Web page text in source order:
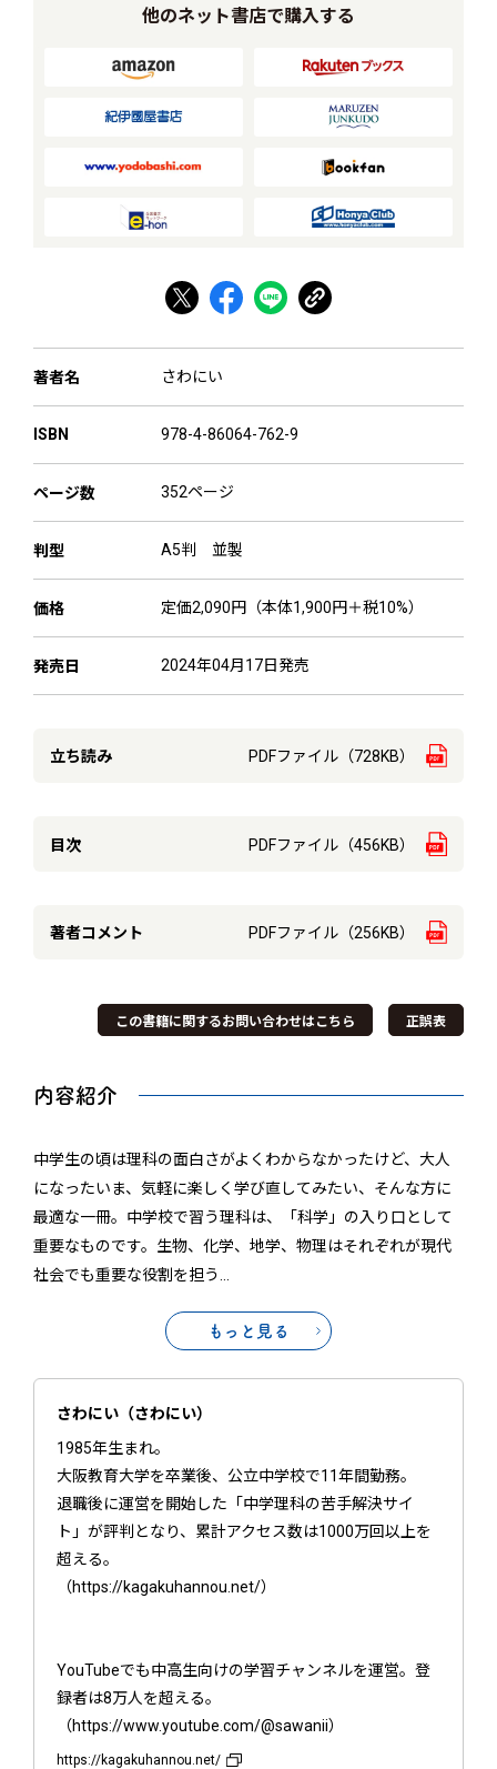
他のネット書店で購入する
著者名 さわにい
ISBN 978-4-86064-762-9
ページ数 352ページ
判型 A5判 並製
価格 定価2,090円（本体1,900円＋税10%）
発売日 2024年04月17日発売
立ち読み PDFファイル（728KB）
目次 PDFファイル（456KB）
著者コメント PDFファイル（256KB）
この書籍に関するお問い合わせはこちら 正誤表
内容紹介
中学生の頃は理科の面白さがよくわからなかったけど、大人
になったいま、気軽に楽しく学び直してみたい、そんな方に
最適な一冊。中学校で習う理科は、「科学」の入り口として
重要なものです。生物、化学、地学、物理はそれぞれが現代
社会でも重要な役割を担う
もっと見る
さわにい（さわにい）
1985年生まれ。
大阪教育大学を卒業後、公立中学校で11年間勤務。
退職後に運営を開始した「中学理科の苦手解決サイ
ト」が評判となり、累計アクセス数は1000万回以上を
超える。
（https://kagakuhannou.net/）
YouTubeでも中高生向けの学習チャンネルを運営。登
録者は8万人を超える。
（https://www.youtube.com/@sawanii）
https://kagakuhannou.net/